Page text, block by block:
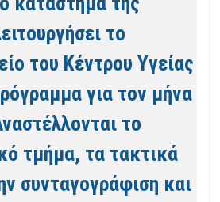
το
του Κέντρου Υγείας
για τον μήνα
το
τμήμα, τα τακτικά
συνταγογράφιση και